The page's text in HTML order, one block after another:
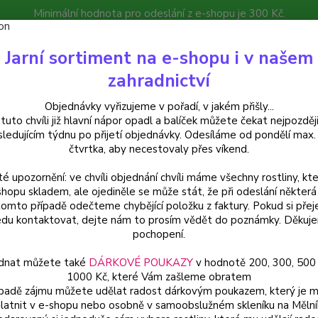
Minimální hodnota pro odeslání z e-shopu je 300 Kč.
můžete čekat nejpozději v následujícím týdnu po přijetí
Poradna Kontakty
Hledat
Dong-Ling-Coa - Isodon rubescens - cena za kus v 3-
Ling-Coa - Isodon rubescens
Jarní sortiment na e-shopu i v našem
zahradnictví
Objednávky vyřizujeme v pořadí, v jakém přišly...
chvíli již hlavní nápor opadl a balíček můžete čekat
týdnu po přijetí objednávky. Odesíláme od pondělí
čtvrtka, aby necestovaly přes víkend.
upozornění: ve chvíli objednání chvíli máme všechny rostliny,
skladem, ale ojediněle se může stát, že při odeslání některá
případě odečteme chybějící položku z faktury. Pokud si
kontaktovat, dejte nám to prosím vědět do poznámky.
pochopení.
můžete také DÁRKOVÉ POUKAZYv hodnotě 200, 300, 500
1000 Kč, které Vám zašleme obratem
zájmu můžete udělat radost dárkovým poukazem, který je
v e-shopu nebo osobně v samoobslužném skleníku na